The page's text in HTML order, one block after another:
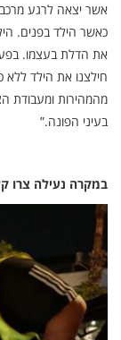
אשר יצאה לרגע
כאשר הילד בפנים.
את הדלת בעצמו.
חילצנו את הילד
מהמהירות ומעבודת
בעיני הפונה.”
במקרה נעילה צרו קשר עם